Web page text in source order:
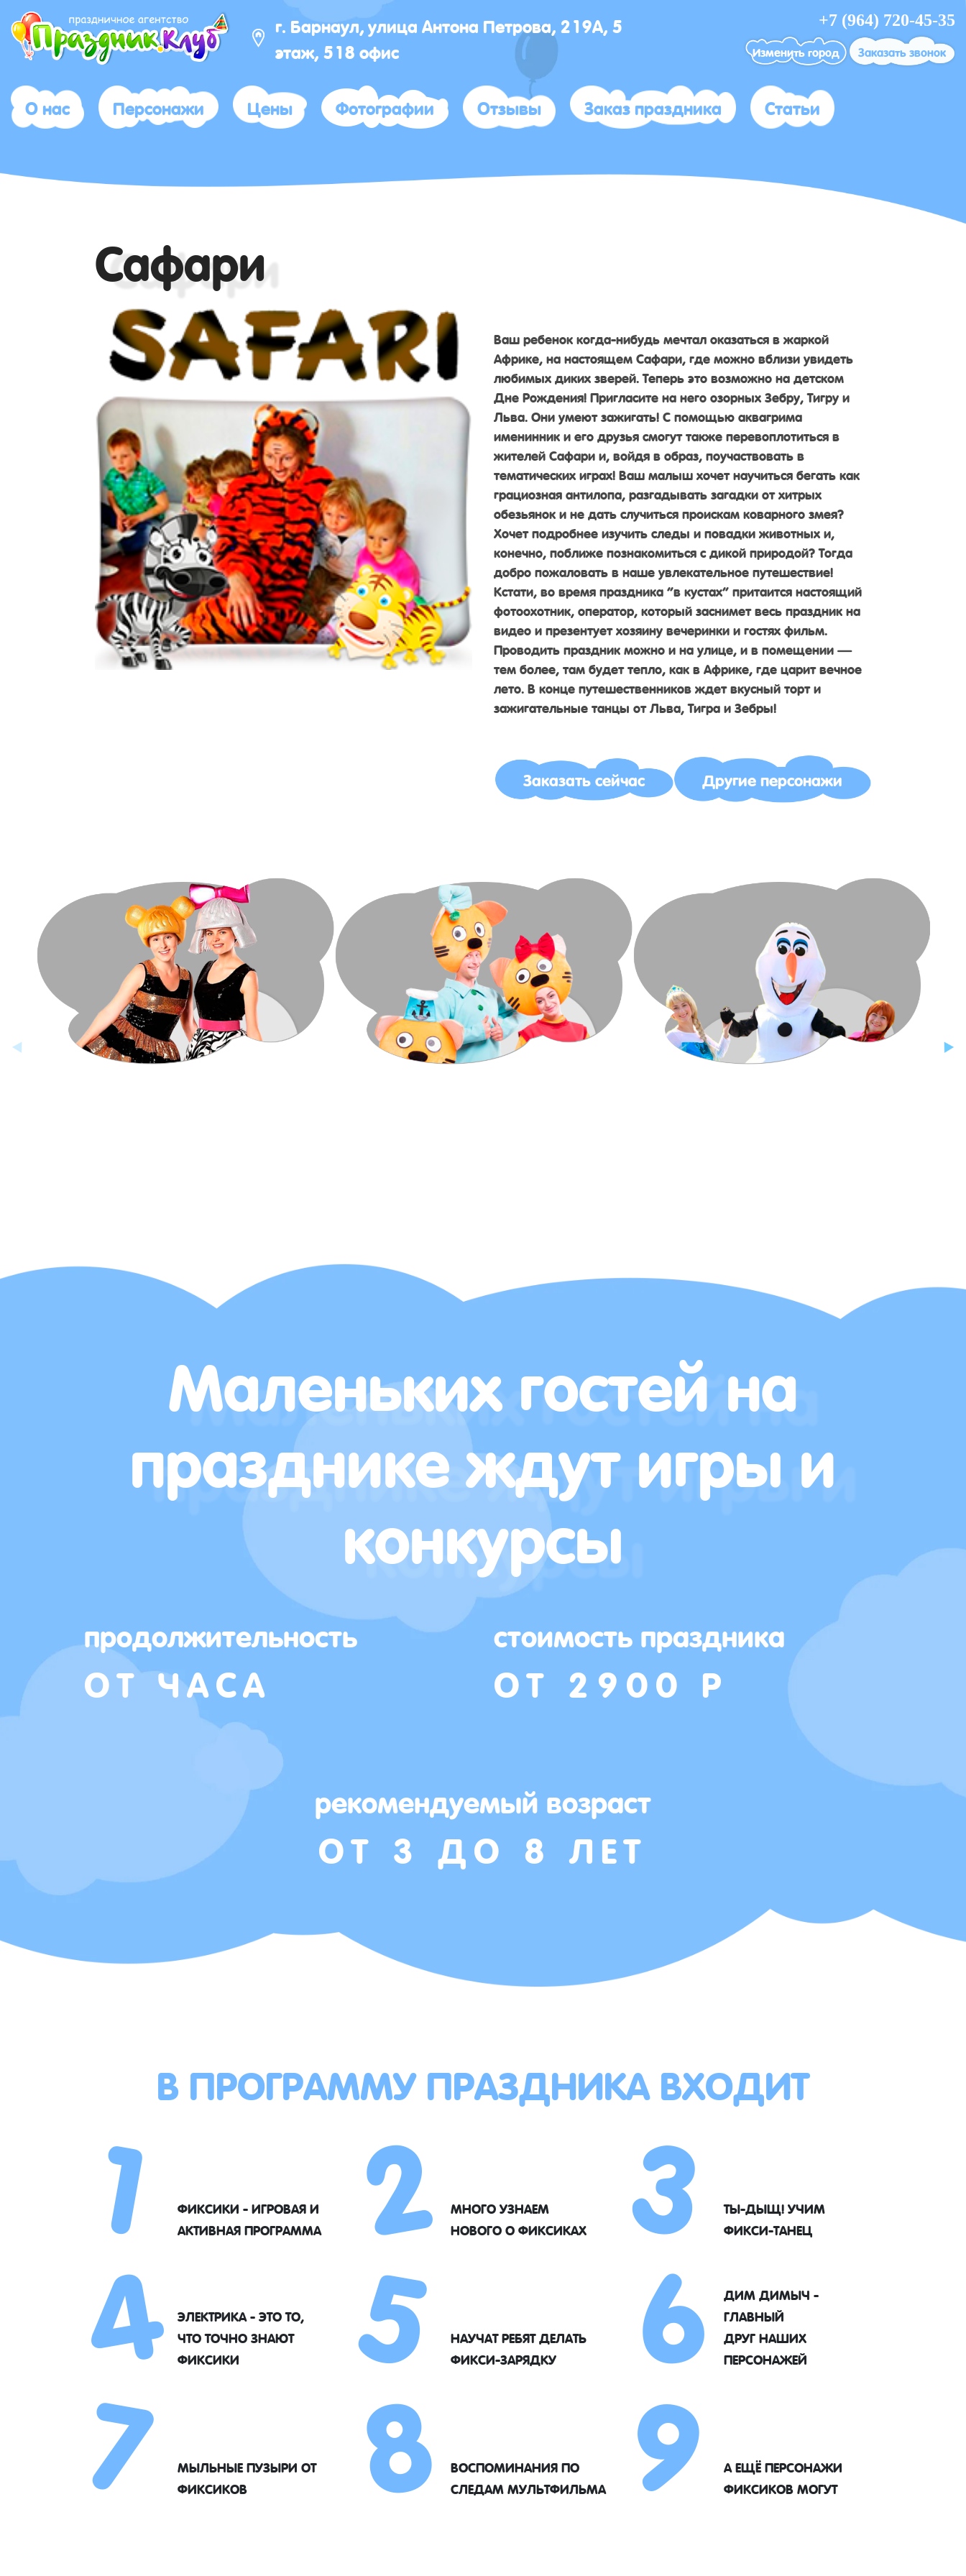
г. Барнаул, улица Антона Петрова, 219А, 5
этаж, 518 офис
+7 (964) 720-45-35
Изменить город Заказать звонок
О нас Персонажи Цены Фотографии Отзывы Заказ праздника Статьи
Сафари
Ваш ребенок когда-нибудь мечтал оказаться в жаркой
Африке, на настоящем Сафари, где можно вблизи увидеть
любимых диких зверей. Теперь это возможно на детском
Дне Рождения! Пригласите на него озорных Зебру, Тигру и
Льва. Они умеют зажигать! С помощью аквагрима
именинник и его друзья смогут также перевоплотиться в
жителей Сафари и, войдя в образ, поучаствовать в
тематических играх! Ваш малыш хочет научиться бегать как
грациозная антилопа, разгадывать загадки от хитрых
обезьянок и не дать случиться проискам коварного змея?
Хочет подробнее изучить следы и повадки животных и,
конечно, поближе познакомиться с дикой природой? Тогда
добро пожаловать в наше увлекательное путешествие!
Кстати, во время праздника “в кустах” притаится настоящий
фотоохотник, оператор, который заснимет весь праздник на
видео и презентует хозяину вечеринки и гостях фильм.
Проводить праздник можно и на улице, и в помещении —
тем более, там будет тепло, как в Африке, где царит вечное
лето. В конце путешественников ждет вкусный торт и
зажигательные танцы от Льва, Тигра и Зебры!
Заказать сейчас Другие персонажи
Маленьких гостей на
празднике ждут игры и
конкурсы
продолжительность
ОТ ЧАСА
стоимость праздника
ОТ 2900 Р
рекомендуемый возраст
ОТ 3 ДО 8 ЛЕТ
В ПРОГРАММУ ПРАЗДНИКА ВХОДИТ
1ФИКСИКИ - ИГРОВАЯ И
АКТИВНАЯ ПРОГРАММА
2МНОГО УЗНАЕМ
НОВОГО О ФИКСИКАХ
3ТЫ-ДЫЩ! УЧИМ
ФИКСИ-ТАНЕЦ
4ЭЛЕКТРИКА - ЭТО ТО,
ЧТО ТОЧНО ЗНАЮТ
ФИКСИКИ
5НАУЧАТ РЕБЯТ ДЕЛАТЬ
ФИКСИ-ЗАРЯДКУ
6ДИМ ДИМЫЧ -
ГЛАВНЫЙ
ДРУГ НАШИХ
ПЕРСОНАЖЕЙ
7МЫЛЬНЫЕ ПУЗЫРИ ОТ
ФИКСИКОВ
8ВОСПОМИНАНИЯ ПО
СЛЕДАМ МУЛЬТФИЛЬМА
9А ЕЩЁ ПЕРСОНАЖИ
ФИКСИКОВ МОГУТ